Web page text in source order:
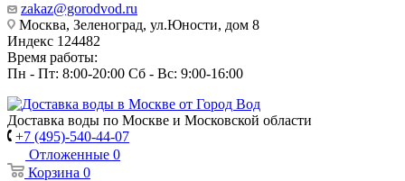
zakaz@gorodvod.ru
Москва, Зеленоград, ул.Юности, дом 8
Индекс 124482
Время работы:
Пн - Пт: 8:00-20:00 Сб - Вс: 9:00-16:00
Доставка воды по Москве и Московской области
+7 (495)-540-44-07
Отложенные 0
Корзина 0